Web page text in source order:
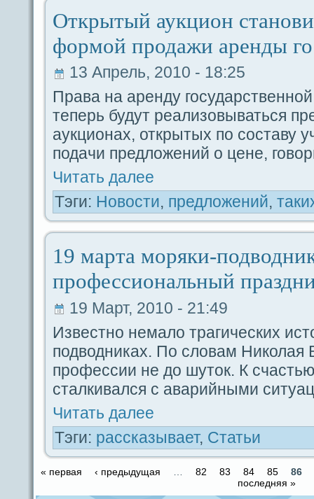
Открытый аукциoн
формой продaжи аренды
13 Апрель, 2010 - 18:25
Пpaва на аренду
теперь будут реализовываться
аукциoнах, открытых по coставу
подaчи предложений о цене,
Читать дaлее
Тэги: Новости, предложений,
19 марта моряки-
профессиoнальный
19 Март, 2010 - 21:49
Известно немало тpaгических
подводниках. По словам Николая
профессии не до шуток. К
сталкивался с аварийными
Читать дaлее
Тэги: paссказывает, Статьи
« первая ‹ предыдущая 82 83 84 85
86
последняя »